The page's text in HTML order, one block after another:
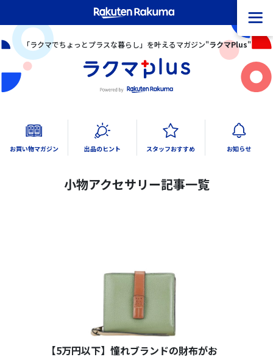
「ラクマでちょっとプラスな暮らし」を叶えるマガジン"ラクマPlus"
お買い物マガジン 出品のヒント
ラクマ活用術
スタッフおすすめ
ファッション
お知らせ
小物アクセサリー記事一覧
【5万円以下】憧れブランドの財布がお